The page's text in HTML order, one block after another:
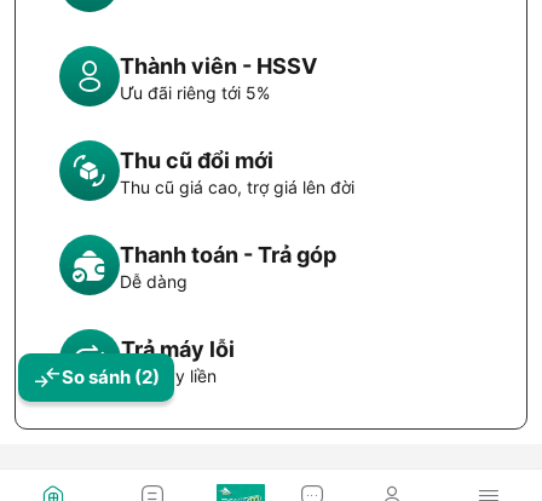
So sánh (2)
Thành viên - HSSV
Ưu đãi riêng tới 5%
Thu cũ đổi mới
Thu cũ giá cao, trợ giá lên đời
Thanh toán - Trả góp
Dễ dàng
Trả máy lỗi
Đổi máy liền